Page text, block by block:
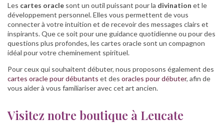
Les cartes oracle sont un outil puissant pour la divination et le
développement personnel. Elles vous permettent de vous
connecter à votre intuition et de recevoir des messages clairs et
inspirants. Que ce soit pour une guidance quotidienne ou pour des
questions plus profondes, les cartes oracle sont un compagnon
idéal pour votre cheminement spirituel.
Pour ceux qui souhaitent débuter, nous proposons également des
cartes oracle pour débutants et des oracles pour débuter, afin de
vous aider à vous familiariser avec cet art ancien.
Visitez notre boutique à Leucate